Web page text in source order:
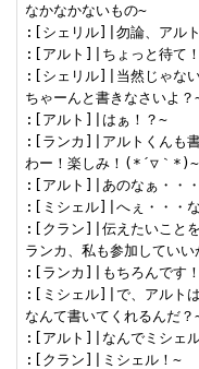
なかなかないもの~
:[シェリル]|勿論、アル
:[アルト]|ちょっと待て
:[シェリル]|当然じゃな
ちゃーんと書きなさいよ？
:[アルト]|はぁ！？~
:[ランカ]|アルトくんも
わー！楽しみ！(*´▽｀*)~
:[アルト]|あのなぁ・・
:[ミシェル]|へぇ・・・な
:[クラン]|伝えたいこと
ランカ、私も参加していい
:[ランカ]|もちろんです
:[ミシェル]|で、アルト
なんて書いてくれるんだ？
:[アルト]|なんでミシェ
:[クラン]|ミシェル！~